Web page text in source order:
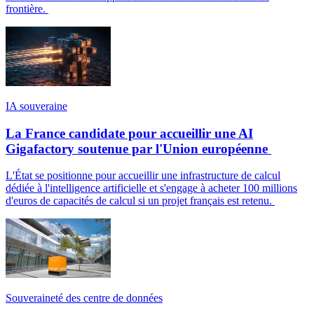
frontière.
IA souveraine
La France candidate pour accueillir une AI
Gigafactory soutenue par l'Union européenne
L'État se positionne pour accueillir une infrastructure de calcul
dédiée à l'intelligence artificielle et s'engage à acheter 100 millions
d'euros de capacités de calcul si un projet français est retenu.
Souveraineté des centre de données